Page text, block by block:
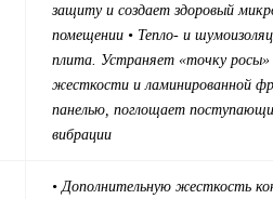
защиту и создает здоровый
помещении • Тепло- и
плита. Устраняет «точку
жесткости и ламинированной
панелью, поглощает
вибрации
• Дополнительную жесткость